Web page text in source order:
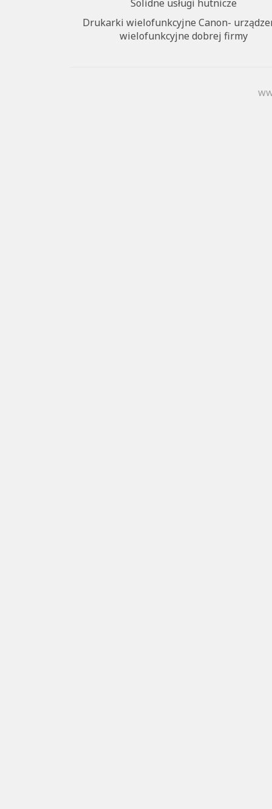
Solidne usługi hutnicze
Drukarki wielofunkcyjne Canon-
wielofunkcyjne dobrej firmy